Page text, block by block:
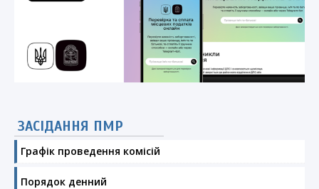
ЗАСІДАННЯ ПМР
Графік проведення комісій
Порядок денний